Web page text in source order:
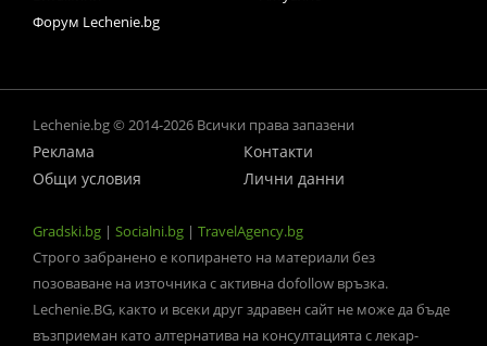
Форум Lechenie.bg
Lechenie.bg © 2014-2026 Всички права запазени
Реклама
Контакти
Общи условия
Лични данни
Gradski.bg | Socialni.bg | TravelAgency.bg
Строго забранено е копирането на материали без
позоваване на източника с активна dofollow връзка.
Lechenie.BG, както и всеки друг здравен сайт не може да бъде
възприеман като алтернатива на консултацията с лекар-